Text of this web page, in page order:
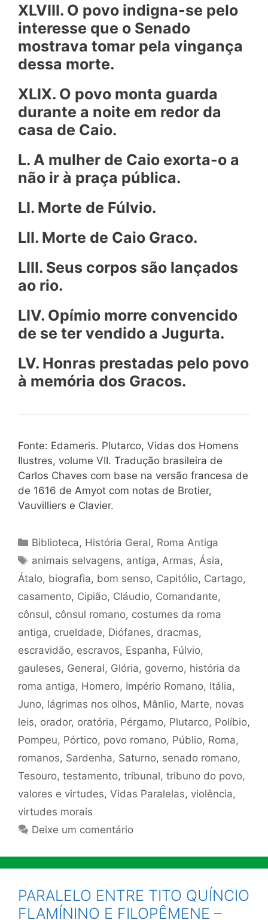
XLVIII. O povo indigna-se pelo
interesse que o Senado
mostrava tomar pela vingança
dessa morte.
XLIX. O povo monta guarda
durante a noite em redor da
casa de Caio.
L. A mulher de Caio exorta-o a
não ir à praça pública.
LI. Morte de Fúlvio.
LII. Morte de Caio Graco.
LIII. Seus corpos são lançados
ao rio.
LIV. Opímio morre convencido
de se ter vendido a Jugurta.
LV. Honras prestadas pelo povo
à memória dos Gracos.
Fonte: Edameris. Plutarco, Vidas dos Homens
Ilustres, volume VII. Tradução brasileira de
Carlos Chaves com base na versão francesa de
de 1616 de Amyot com notas de Brotier,
Vauvilliers e Clavier.
Categorias
Biblioteca, História Geral, Roma Antiga
Tags
animais selvagens, antiga, Armas, Ásia,
Átalo, biografia, bom senso, Capitólio, Cartago,
casamento, Cipião, Cláudio, Comandante,
cônsul, cônsul romano, costumes da roma
antiga, crueldade, Diófanes, dracmas,
escravidão, escravos, Espanha, Fúlvio,
gauleses, General, Glória, governo, história da
roma antiga, Homero, Império Romano, Itália,
Juno, lágrimas nos olhos, Mânlio, Marte, novas
leis, orador, oratória, Pérgamo, Plutarco, Políbio,
Pompeu, Pórtico, povo romano, Públio, Roma,
romanos, Sardenha, Saturno, senado romano,
Tesouro, testamento, tribunal, tribuno do povo,
valores e virtudes, Vidas Paralelas, violência,
virtudes morais
Deixe um comentário
PARALELO ENTRE TITO QUÍNCIO
FLAMÍNINO E FILOPÊMENE –